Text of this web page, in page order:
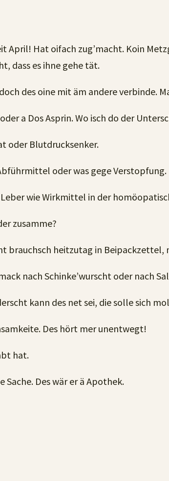
April! Hat oifach zug’macht. Koin
dass es ihne gehe tät.
des oine mit äm andere verbinde.
a Dos Asprin. Wo isch do der
oder Blutdrucksenker.
oder was gege Verstopfung.
wie Wirkmittel in der
zusamme?
brauchsch heitzutag in Beipackzettel,
nach Schinke’wurscht oder nach
kann des net sei, die solle sich
Des hört mer unentwegt!
hat.
Sache. Des wär er ä Apothek.